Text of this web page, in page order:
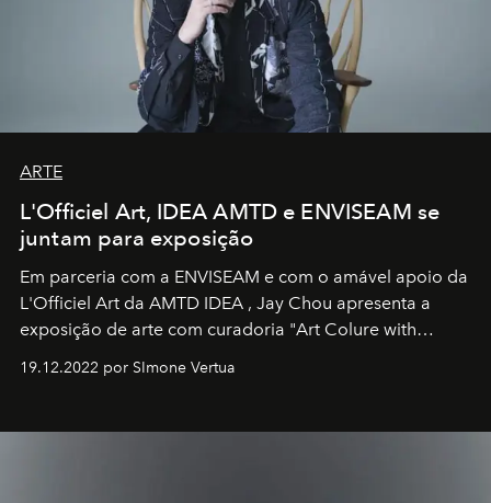
ARTE
L'Officiel Art, IDEA AMTD e ENVISEAM se
juntam para exposição
Em parceria com a ENVISEAM e com o amável apoio da
L'Officiel Art da AMTD IDEA , Jay Chou apresenta a
exposição de arte com curadoria "Art Colure with
19.12.2022 por SImone Vertua